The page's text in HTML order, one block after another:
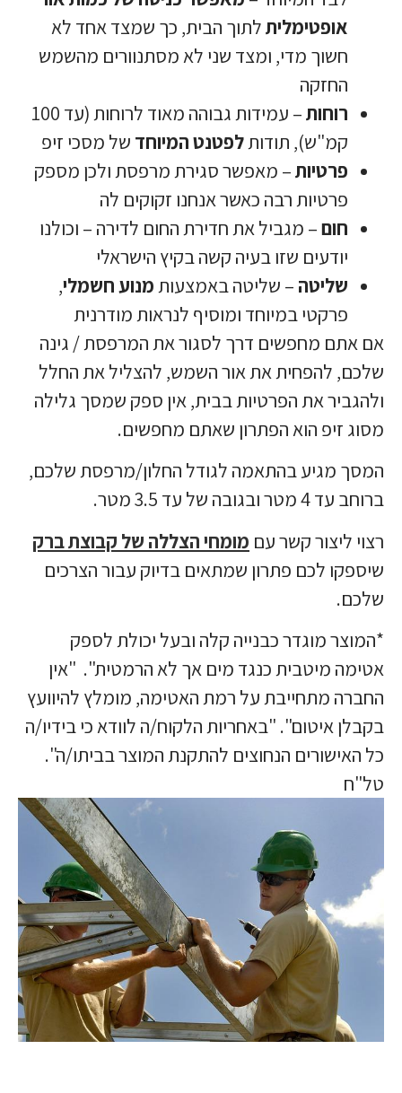
אופטימליתלתוך הבית, כך שמצד אחד לא
חשוך מדי, ומצד שני לא מסתנוורים מהשמש
החזקה
רוחות
– עמידות גבוהה מאוד לרוחות (עד 100
קמ"ש), תודותלפטנט המיוחד של מסכי זיפ
פרטיות– מאפשר סגירת מרפסת ולכן מספק
פרטיות רבה כאשר אנחנו זקוקים לה
חום– מגביל את חדירת החום לדירה – וכולנו
יודעים שזו בעיה קשה בקיץ הישראלי
שליטה – שליטה באמצעותמנוע חשמלי,
פרקטי במיוחד ומוסיף לנראות מודרנית
אם אתם מחפשים דרך לסגור את המרפסת / גינה
שלכם, להפחית את אור השמש, להצליל את החלל
ולהגביר את הפרטיות בבית, אין ספק שמסך גלילה
מסוג זיפ הוא הפתרון שאתם מחפשים.
המסך מגיע בהתאמה לגודל החלון/מרפסת שלכם,
ברוחב עד 4 מטר ובגובה של עד 3.5 מטר.
רצוי ליצור קשר עם מומחי הצללה של קבוצת ברק
שיספקו לכם פתרון שמתאים בדיוק עבור הצרכים
שלכם.
*המוצר מוגדר כבנייה קלה ובעל יכולת לספק
אטימה מיטבית כנגד מים אך לא הרמטית". "אין
החברה מתחייבת על רמת האטימה, מומלץ להיוועץ
בקבלן איטום". "באחריות הלקוח/ה לוודא כי בידיו/ה
כל האישורים הנחוצים להתקנת המוצר בביתו/ה".
טל"ח